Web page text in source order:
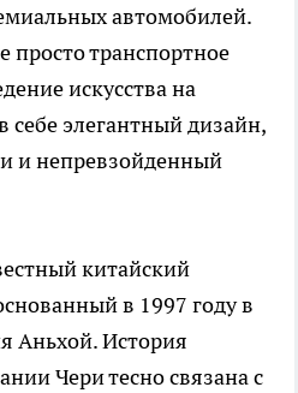
автомобилей.
просто транспортное
искусства на
себе элегантный дизайн,
и непревзойденный
китайский
в 1997 году в
Аньхой. История
Чери тесно связана с